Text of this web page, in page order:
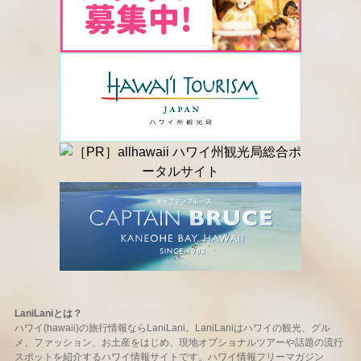
LaniLaniとは？
ハワイ(hawaii)の旅行情報ならLaniLani。LaniLaniはハワイの観光、グル
メ、ファッション、お土産をはじめ、現地オプショナルツアーや話題の流行
スポットを紹介するハワイ情報サイトです。ハワイ情報フリーマガジン